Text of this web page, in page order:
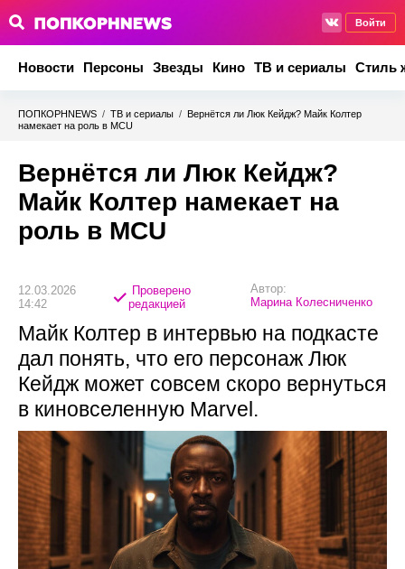
Войти
Новости Персоны Звезды Кино ТВ и сериалы Стиль
ПОПКОРНNEWS / ТВ и сериалы / Вернётся ли Люк Кейдж? Майк Колтер
намекает на роль в MCU
Вернётся ли Люк Кейдж?
Майк Колтер намекает на
роль в MCU
12.03.2026
14:42
Проверено
редакцией
Автор:
Марина Колесниченко
Майк Колтер в интервью на подкасте
дал понять, что его персонаж Люк
Кейдж может совсем скоро вернуться
в киновселенную Marvel.